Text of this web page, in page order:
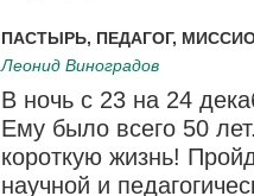
ПАСТЫРЬ, ПЕДАГОГ,
Леонид Виноградов
В ночь с 23 на 24
Ему было всего 50
короткую жизнь!
научной и